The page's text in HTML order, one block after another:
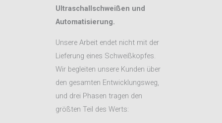
Ultraschallschweißen und
Automatisierung.
Unsere Arbeit endet nicht mit der
Lieferung eines Schweißkopfes.
Wir begleiten unsere Kunden über
den gesamten Entwicklungsweg,
und drei Phasen tragen den
größten Teil des Werts: